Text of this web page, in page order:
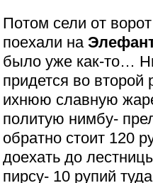
Потом сели от
поехали на
было уже как-то…
придется во второй
ихнюю славную
политую нимбу-
обратно стоит 120
доехать до
пирсу- 10 рупий